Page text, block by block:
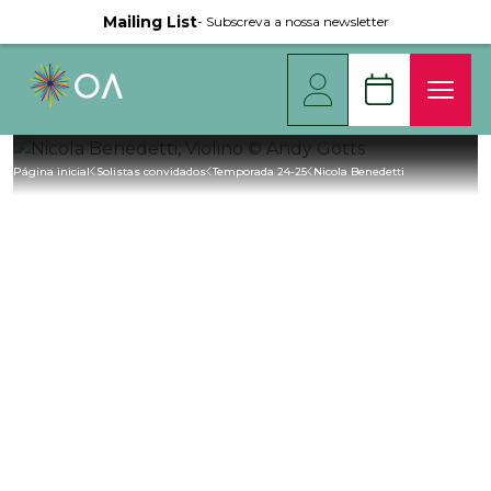
Mailing List- Subscreva a nossa newsletter
Página inicial Solistas convidados Temporada 24-25 Nicola Benedetti